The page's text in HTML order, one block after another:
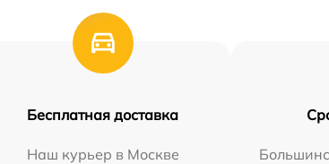
Бесплатная доставка
Наш курьер в Москве